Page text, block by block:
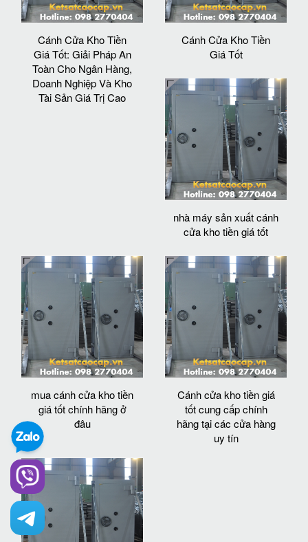
Cánh Cửa Kho Tiền
Giá Tốt: Giải Pháp An
Toàn Cho Ngân Hàng,
Doanh Nghiệp Và Kho
Tài Sản Giá Trị Cao
Cánh Cửa Kho Tiền
Giá Tốt
nhà máy sản xuất cánh
cửa kho tiền giá tốt
mua cánh cửa kho tiền
giá tốt chính hãng ở
đâu
Cánh cửa kho tiền giá
tốt cung cấp chính
hãng tại các cửa hàng
uy tín